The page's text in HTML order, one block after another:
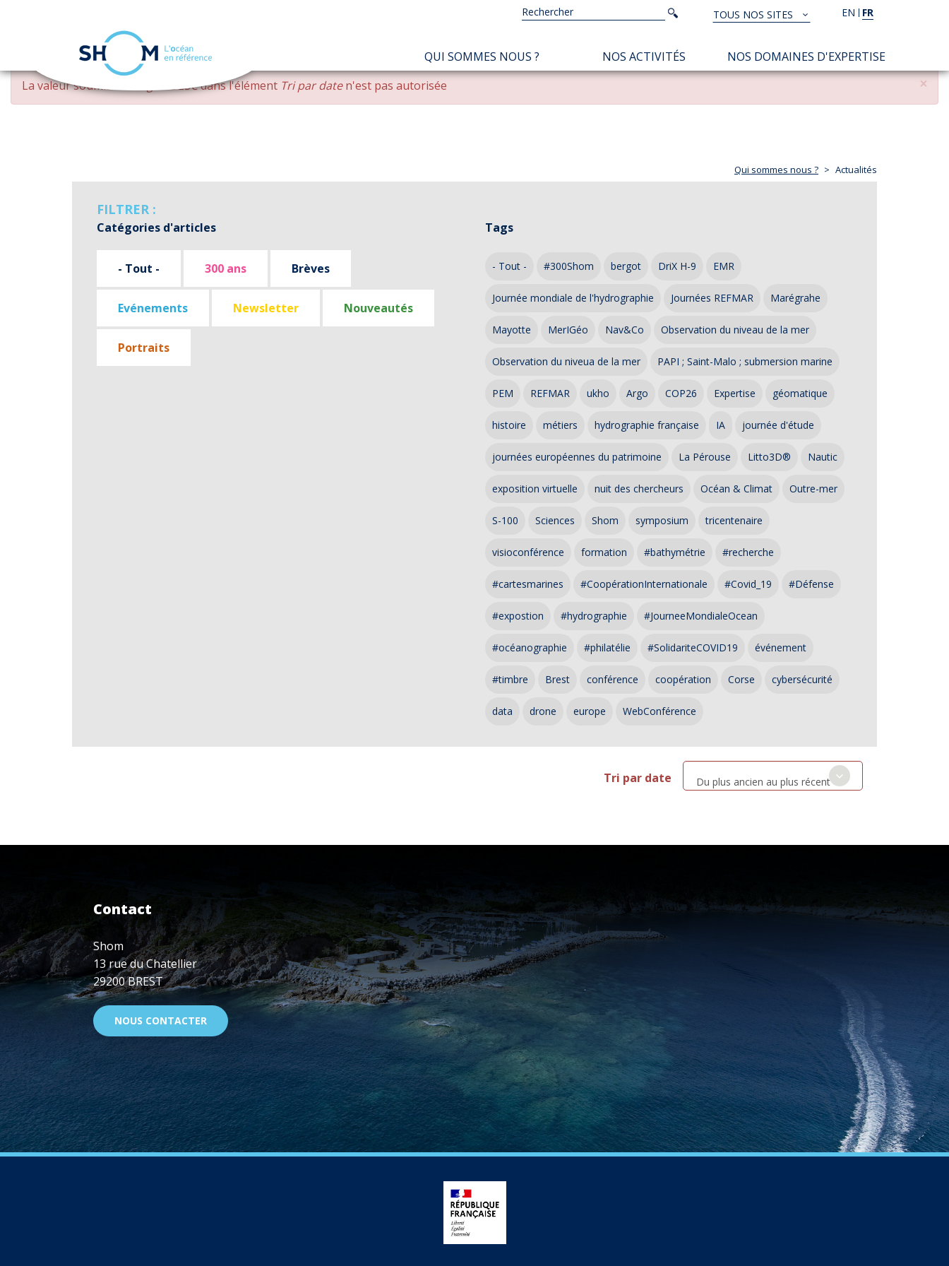
Aller
contenu
EN FR
TOUS
NOS
SITES
TOUS NOS SITES
Rechercher
Rechercher
NAVIGATION
PRINCIPALE
QUI SOMMES NOUS ? NOS ACTIVITÉS NOS DOMAINES D'EXPERTISE
×
MESSAGE
D'ERREUR
La valeur soumise changed DESCdans l'élément Tri par daten'est pas autorisée
Qui sommes nous ? Actualités
FILTRER :
Catégories d'articles
- Tout - 300 ans Brèves
Evénements Newsletter Nouveautés
Portraits
Tags
- Tout - #300Shom bergot DriX H-9 EMR
Journée mondiale de l'hydrographie Journées REFMAR Marégrahe
Mayotte MerIGéo Nav&Co Observation du niveau de la mer
Observation du niveua de la mer PAPI ; Saint-Malo ; submersion marine
PEM REFMAR ukho Argo COP26 Expertise géomatique
histoire métiers hydrographie française IA journée d'étude
journées européennes du patrimoine La Pérouse Litto3D® Nautic
exposition virtuelle nuit des chercheurs Océan & Climat Outre-mer
S-100 Sciences Shom symposium tricentenaire
visioconférence formation #bathymétrie #recherche
#cartesmarines #CoopérationInternationale #Covid_19 #Défense
#expostion #hydrographie #JourneeMondialeOcean
#océanographie #philatélie #SolidariteCOVID19 événement
#timbre Brest conférence coopération Corse cybersécurité
data drone europe WebConférence
Tri par date Du plus ancien au plus récent
Contact
Shom
13 rue du Chatellier
29200 BREST
NOUS CONTACTER